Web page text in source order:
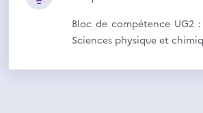
Bloc de compétence UG2
Sciences physique et